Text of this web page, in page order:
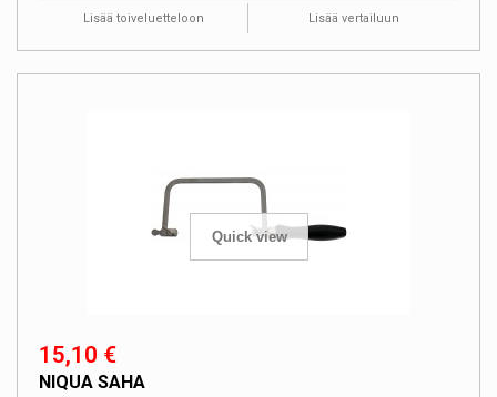
Lisää toiveluetteloon Lisää vertailuun
Quick view
15,10 €
NIQUA SAHA